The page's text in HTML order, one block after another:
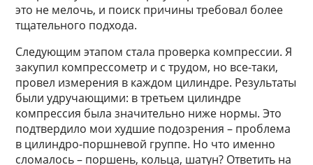
это не мелочь, и поиск причины требовал более
тщательного подхода.
Следующим этапом стала проверка компрессии. Я
закупил компрессометр и с трудом, но все-таки,
провел измерения в каждом цилиндре. Результаты
были удручающими: в третьем цилиндре
компрессия была значительно ниже нормы. Это
подтвердило мои худшие подозрения – проблема
в цилиндро-поршневой группе. Но что именно
сломалось – поршень, кольца, шатун? Ответить на